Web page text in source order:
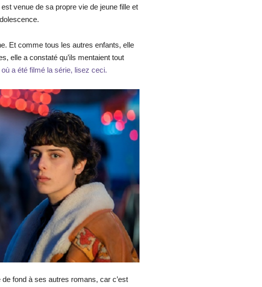
est venue de sa propre vie de jeune fille et
Et comme tous les autres enfants, elle
elle a constaté qu’ils mentaient tout
a été filmé la série, lisez ceci.
fond à ses autres romans, car c’est